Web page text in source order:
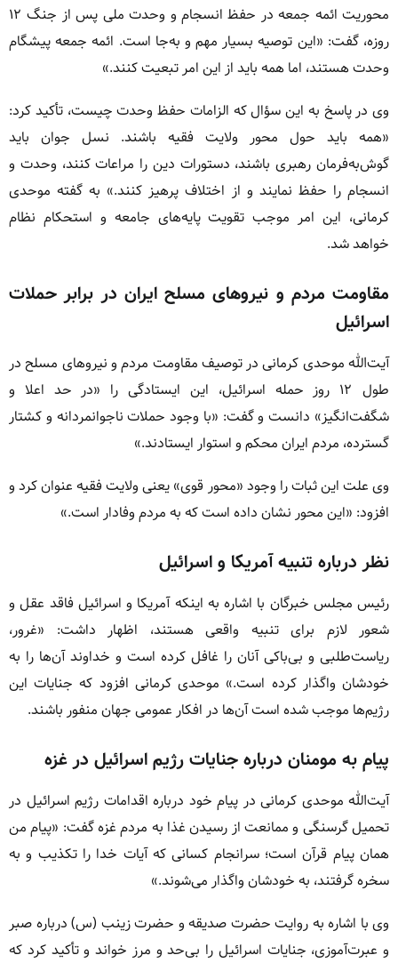
محوریت ائمه جمعه در حفظ انسجام و وحدت ملی پس از جنگ ۱۲
روزه، گفت: «این توصیه بسیار مهم و به‌جا است. ائمه جمعه پیشگام
وحدت هستند، اما همه باید از این امر تبعیت کنند.»
وی در پاسخ به این سؤال که الزامات حفظ وحدت چیست، تأکید کرد:
«همه باید حول محور ولایت فقیه باشند. نسل جوان باید
گوش‌به‌فرمان رهبری باشند، دستورات دین را مراعات کنند، وحدت و
انسجام را حفظ نمایند و از اختلاف پرهیز کنند.» به گفته موحدی
کرمانی، این امر موجب تقویت پایه‌های جامعه و استحکام نظام
خواهد شد.
مقاومت مردم و نیروهای مسلح ایران در برابر حملات
اسرائیل
آیت‌الله موحدی کرمانی در توصیف مقاومت مردم و نیروهای مسلح در
طول ۱۲ روز حمله اسرائیل، این ایستادگی را «در حد اعلا و
شگفت‌انگیز» دانست و گفت: «با وجود حملات ناجوانمردانه و کشتار
گسترده، مردم ایران محکم و استوار ایستادند.»
وی علت این ثبات را وجود «محور قوی» یعنی ولایت فقیه عنوان کرد و
افزود: «این محور نشان داده است که به مردم وفادار است.»
نظر درباره تنبیه آمریکا و اسرائیل
رئیس مجلس خبرگان با اشاره به اینکه آمریکا و اسرائیل فاقد عقل و
شعور لازم برای تنبیه واقعی هستند، اظهار داشت: «غرور،
ریاست‌طلبی و بی‌باکی آنان را غافل کرده است و خداوند آن‌ها را به
خودشان واگذار کرده است.» موحدی کرمانی افزود که جنایات این
رژیم‌ها موجب شده است آن‌ها در افکار عمومی جهان منفور باشند.
پیام به مومنان درباره جنایات رژیم اسرائیل در غزه
آیت‌الله موحدی کرمانی در پیام خود درباره اقدامات رژیم اسرائیل در
تحمیل گرسنگی و ممانعت از رسیدن غذا به مردم غزه گفت: «پیام من
همان پیام قرآن است؛ سرانجام کسانی که آیات خدا را تکذیب و به
سخره گرفتند، به خودشان واگذار می‌شوند.»
وی با اشاره به روایت حضرت صدیقه و حضرت زینب (س) درباره صبر
و عبرت‌آموزی، جنایات اسرائیل را بی‌حد و مرز خواند و تأکید کرد که